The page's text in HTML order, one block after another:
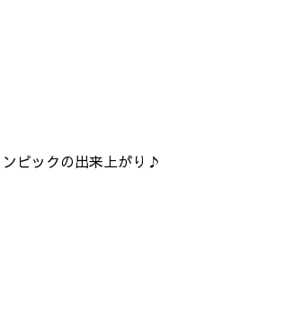
ピックの出来上がり♪